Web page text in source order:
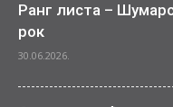
Ранг листа –
рок
30.06.2026.